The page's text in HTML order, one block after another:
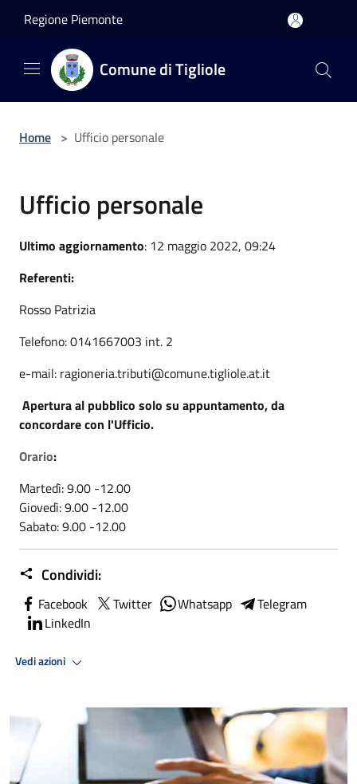
Regione Piemonte
Comune di Tigliole
Home > Ufficio personale
Ufficio personale
Ultimo aggiornamento: 12 maggio 2022, 09:24
Referenti:
Rosso Patrizia
Telefono: 0141667003 int. 2
e-mail: ragioneria.tributi@comune.tigliole.at.it
Apertura al pubblico solo su appuntamento, da
concordare con l'Ufficio.
Orario:
Martedì: 9.00 -12.00
Giovedì: 9.00 -12.00
Sabato: 9.00 -12.00
Condividi:
Facebook Twitter Whatsapp
Telegram
LinkedIn
Vedi azioni